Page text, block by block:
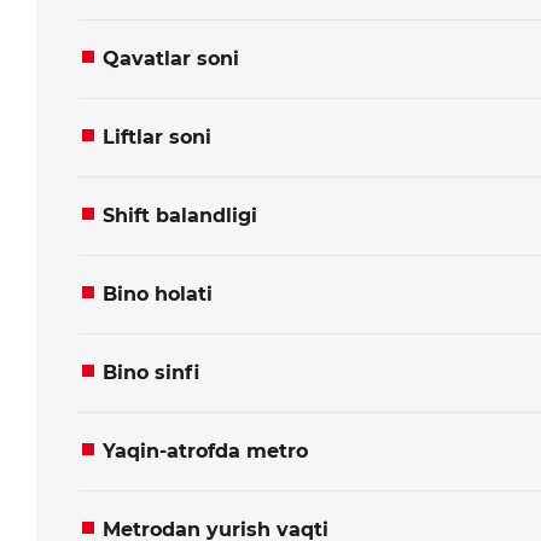
Qavatlar soni
Liftlar soni
Shift balandligi
Bino holati
Bino sinfi
Yaqin-atrofda metro
Metrodan yurish vaqti
Obyektni ko'rish uchun
Telefon*
Maslahat olishni
Telefon raqami